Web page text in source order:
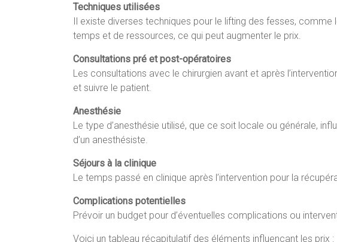
Techniques utilisées
Il existe diverses techniques pour le lifting des fesses,
temps et de ressources, ce qui peut augmenter le prix.
Consultations pré et post-opératoires
Les consultations avec le chirurgien avant et après
et suivre le patient.
Anesthésie
Le type d’anesthésie utilisé, que ce soit locale ou générale,
d’un anesthésiste.
Séjours à la clinique
Le temps passé en clinique après l’intervention pour la
Complications potentielles
Prévoir un budget pour d’éventuelles complications ou
Voici un tableau récapitulatif des éléments influençant les prix :